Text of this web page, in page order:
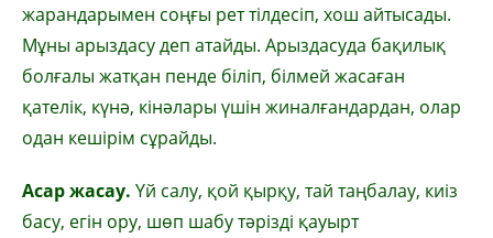
жарандарымен соңғы рет тілдесіп, хош айтысады.
Мұны арыздасу деп атайды. Арыздасуда бақилық
болғалы жатқан пенде біліп, білмей жасаған
қателік, күнә, кінәлары үшін жиналғандардан, олар
одан кешірім сұрайды.
Асар жасау. Үй салу, қой қырқу, тай таңбалау, киіз
басу, егін ору, шөп шабу тәрізді қауырт